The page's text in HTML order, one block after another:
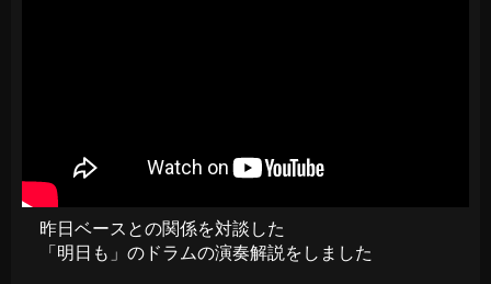
昨日ベースとの関係を対談した
「明日も」のドラムの演奏解説をしました